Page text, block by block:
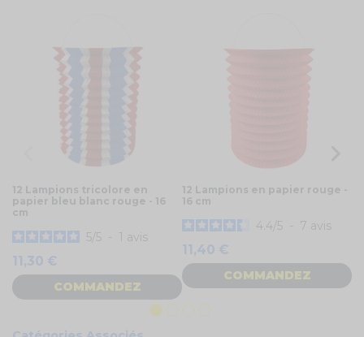
12 Lampions tricolore en
papier bleu blanc rouge - 16
cm
5 5 - 1 avis
11,30 €
COMMANDEZ
12 Lampions en papier rouge -
16 cm
4.4 5 - 7 avis
11,40 €
COMMANDEZ